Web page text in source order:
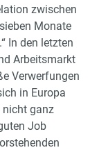
zwischen
Monate
In den letzten
Arbeitsmarkt
Verwerfungen
in Europa
nicht ganz
Job